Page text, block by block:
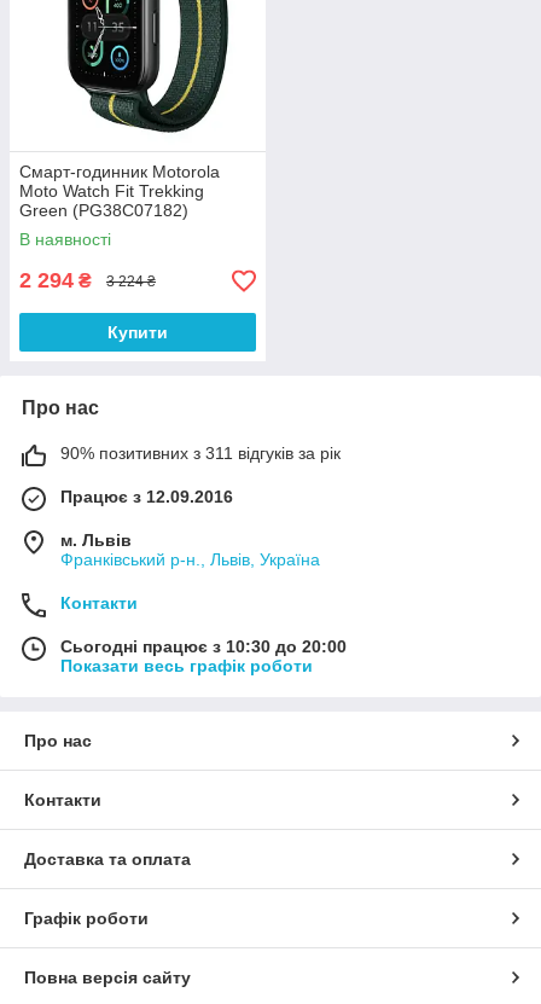
Смарт-годинник Motorola
Moto Watch Fit Trekking
Green (PG38C07182)
В наявності
2 294 ₴ 3 224 ₴
Купити
Про нас
90% позитивних з 311 відгуків за рік
Працює з 12.09.2016
м. Львів
Франківський р-н., Львів, Україна
Контакти
Сьогодні працює з 10:30 до 20:00
Показати весь графік роботи
Про нас
Контакти
Доставка та оплата
Графік роботи
Повна версія сайту